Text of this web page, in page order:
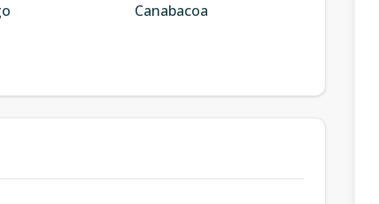
Canabacoa